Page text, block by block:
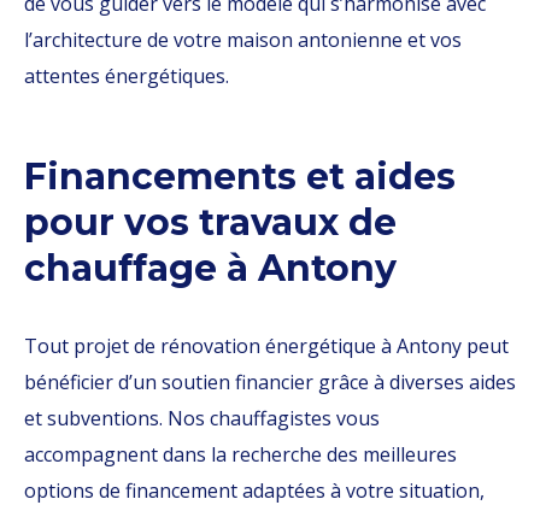
l’architecture de votre maison antonienne et vos
attentes énergétiques.
Financements et aides
pour vos travaux de
chauffage à Antony
Tout projet de rénovation énergétique à Antony peut
bénéficier d’un soutien financier grâce à diverses aides
et subventions. Nos chauffagistes vous
accompagnent dans la recherche des meilleures
options de financement adaptées à votre situation,